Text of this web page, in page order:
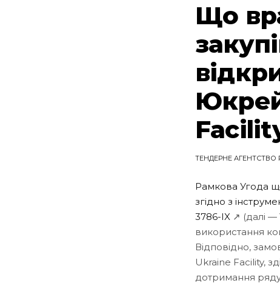
Що
ТЕНДЕРНЕ АГЕНТСТВО
Рамкова Угода
згідно з
3786-IX ↗ (далі —
використання
Відповідно,
Ukraine Facility,
дотримання